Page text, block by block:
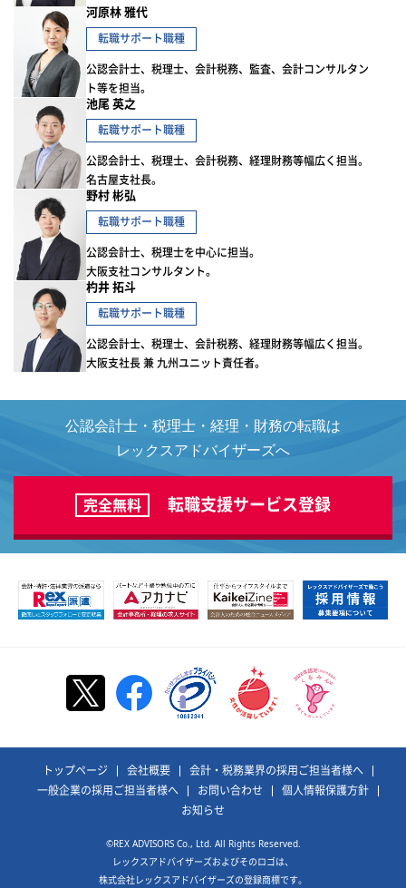
河原林 雅代
転職サポート職種
公認会計士、税理士、会計税務、監査、会計コンサルタン
ト等を担当。
池尾 英之
転職サポート職種
公認会計士、税理士、会計税務、経理財務等幅広く担当。
名古屋支社長。
野村 彬弘
転職サポート職種
公認会計士、税理士を中心に担当。
大阪支社コンサルタント。
杓井 拓斗
転職サポート職種
公認会計士、税理士、会計税務、経理財務等幅広く担当。
大阪支社長 兼 九州ユニット責任者。
公認会計士・税理士・経理・財務の転職は
レックスアドバイザーズへ
完全無料 転職支援サービス登録
トップページ 会社概要
会計・税務業界の採用ご担当者様へ
一般企業の採用ご担当者様へ
お問い合わせ
個人情報保護方針
お知らせ
©REX ADVISORS Co., Ltd. All Rights Reserved.
レックスアドバイザーズおよびそのロゴは、
株式会社レックスアドバイザーズの登録商標です。